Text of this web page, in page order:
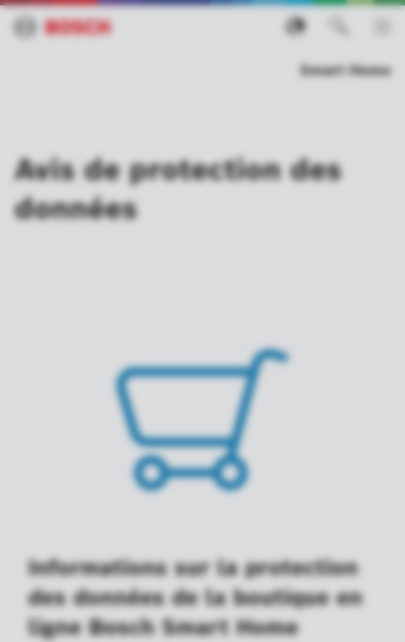
Smart Home
Avis de protection des
données
Informations sur la protection
des données de la boutique en
ligne Bosch Smart Home